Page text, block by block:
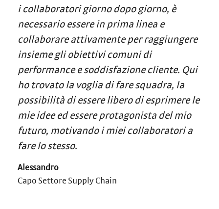
i collaboratori giorno dopo giorno, è
necessario essere in prima linea e
collaborare attivamente per raggiungere
insieme gli obiettivi comuni di
performance e soddisfazione cliente. Qui
ho trovato la voglia di fare squadra, la
possibilità di essere libero di esprimere le
mie idee ed essere protagonista del mio
futuro, motivando i miei collaboratori a
fare lo stesso.
Alessandro
Capo Settore Supply Chain